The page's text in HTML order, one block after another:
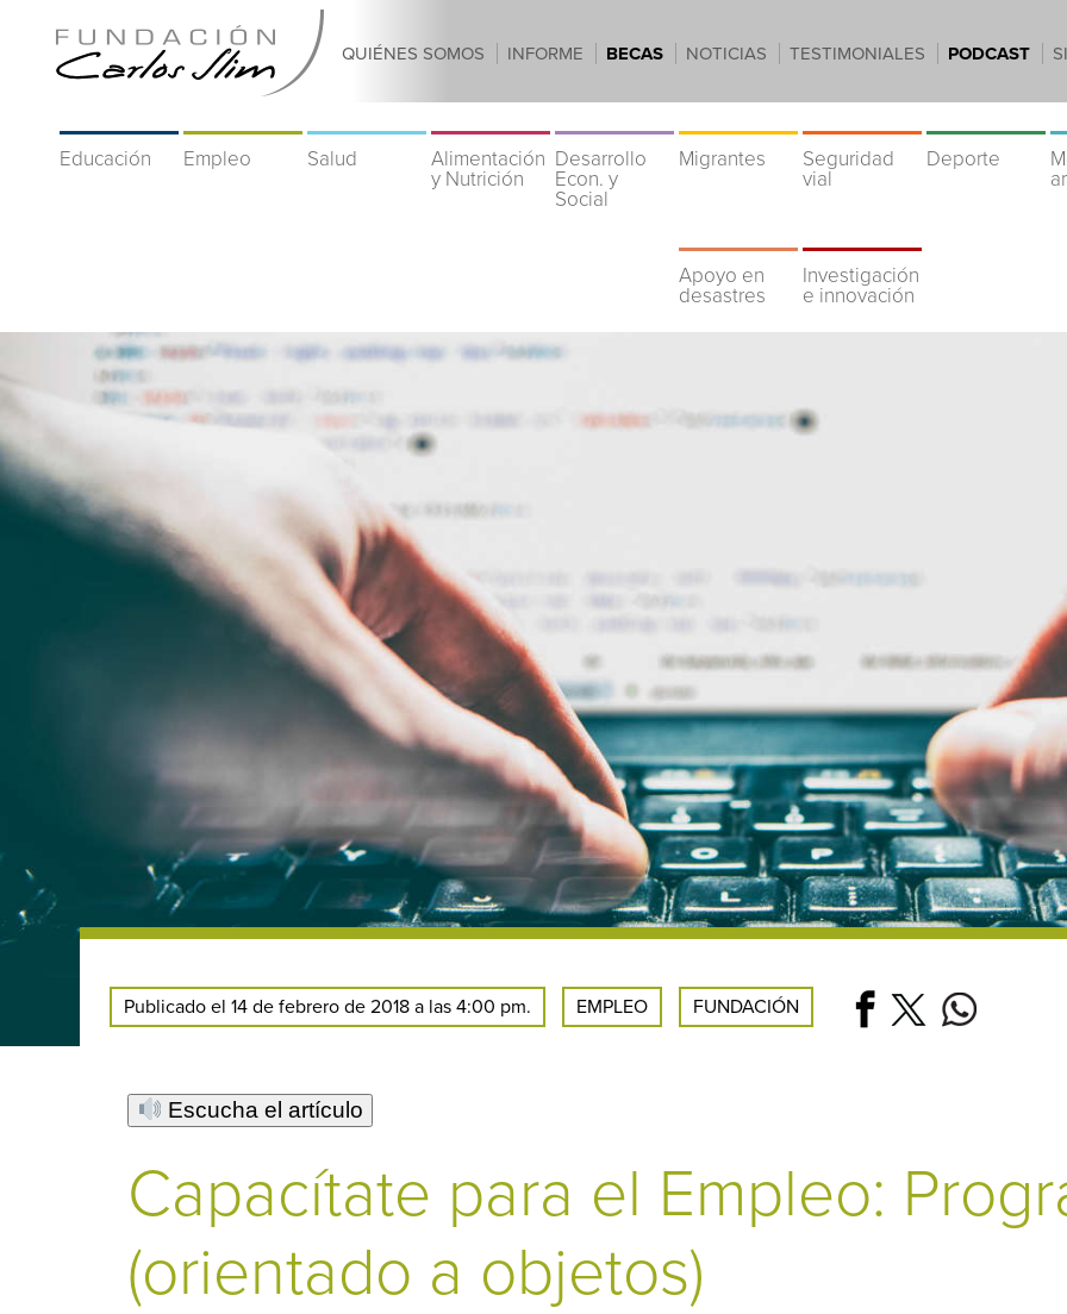
QUIÉNES SOMOS INFORME BECAS NOTICIAS TESTIMONIALES PODCAST
Educación Empleo Salud
Alimentación
y Nutrición
Desarrollo
Econ. y
Social
Migrantes
Seguridad
vial
Deporte
Apoyo en
desastres
Investigación
e innovación
Publicado el 14 de febrero de 2018 a las 4:00 pm. EMPLEO FUNDACIÓN
Escucha el artículo
Capacítate para el Empleo:
(orientado a objetos)